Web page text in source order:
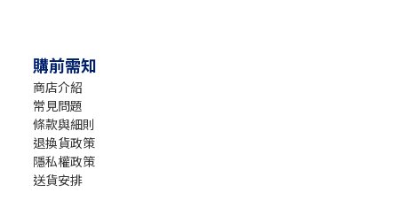
購前需知
商店介紹
常見問題
條款與細則
退換貨政策
隱私權政策
送貨安排